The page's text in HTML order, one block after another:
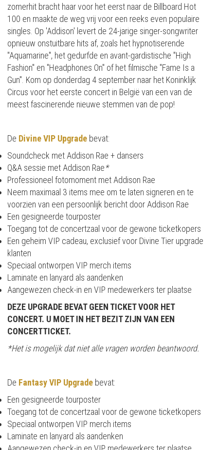
zomerhit bracht haar voor het eerst naar de Billboard Hot
100 en maakte de weg vrij voor een reeks even populaire
singles. Op 'Addison' levert de 24-jarige singer-songwriter
opnieuw onstuitbare hits af, zoals het hypnotiserende
"Aquamarine", het gedurfde en avant-gardistische "High
Fashion" en "Headphones On" of het filmische "Fame Is a
Gun". Kom op donderdag 4 september naar het Koninklijk
Circus voor het eerste concert in België van een van de
meest fascinerende nieuwe stemmen van de pop!
De Divine VIP Upgrade bevat:
Soundcheck met Addison Rae + dansers
Q&A sessie met Addison Rae*
Professioneel fotomoment met Addison Rae
Neem maximaal 3 items mee om te laten signeren en te
voorzien van een persoonlijk bericht door Addison Rae
Een gesigneerde tourposter
Toegang tot de concertzaal voor de gewone ticketkopers
Een geheim VIP cadeau, exclusief voor Divine Tier upgrade
klanten
Speciaal ontworpen VIP merch items
Laminate en lanyard als aandenken
Aangewezen check-in en VIP medewerkers ter plaatse
DEZE UPGRADE BEVAT GEEN TICKET VOOR HET
CONCERT. U MOET IN HET BEZIT ZIJN VAN EEN
CONCERTTICKET.
*Het is mogelijk dat niet alle vragen worden beantwoord.
De Fantasy VIP Upgrade bevat:
Een gesigneerde tourposter
Toegang tot de concertzaal voor de gewone ticketkopers
Speciaal ontworpen VIP merch items
Laminate en lanyard als aandenken